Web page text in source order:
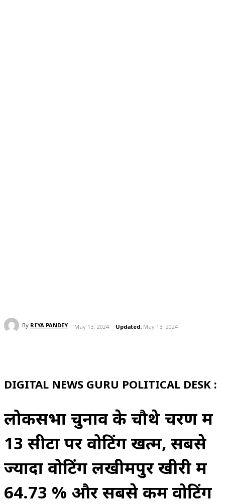
By RIYA PANDEY May 13, 2024 Updated: May 13, 2024
DIGITAL NEWS GURU POLITICAL DESK :
लोकसभा चुनाव के चौथे चरण में
13 सीटों पर वोटिंग खत्म, सबसे
ज्यादा वोटिंग लखीमपुर खीरी में
64.73 % और सबसे कम वोटिंग